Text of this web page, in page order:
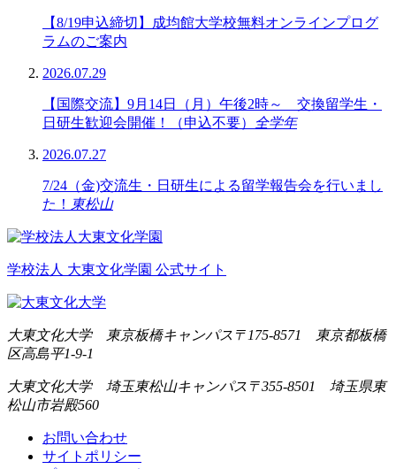
【8/19申込締切】成均館大学校無料オンラインプログ
ラムのご案内
2026.07.29
【国際交流】9月14日（月）午後2時～ 交換留学生・
日研生歓迎会開催！（申込不要）
全学年
2026.07.27
7/24（金)交流生・日研生による留学報告会を行いまし
た！ 東松山
学校法人 大東文化学園 公式サイト
大東文化大学 東京板橋キャンパス 〒175-8571 東京都板橋
区高島平1-9-1
大東文化大学 埼玉東松山キャンパス 〒355-8501 埼玉県東
松山市岩殿560
お問い合わせ
サイトポリシー